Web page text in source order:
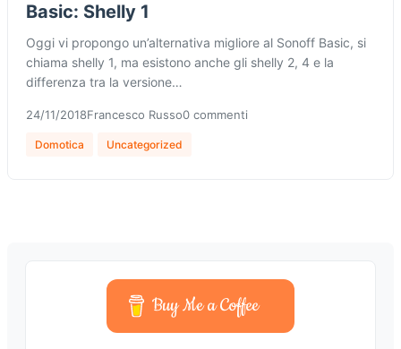
Basic: Shelly 1
Oggi vi propongo un’alternativa migliore al Sonoff Basic, si
chiama shelly 1, ma esistono anche gli shelly 2, 4 e la
differenza tra la versione…
24/11/2018Francesco Russo0 commenti
Domotica Uncategorized
Buy Me a Coffee